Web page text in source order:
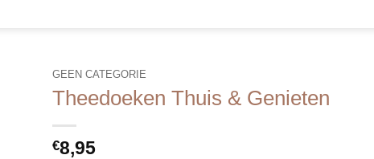
GEEN CATEGORIE
Theedoeken Thuis & Genieten
€8,95